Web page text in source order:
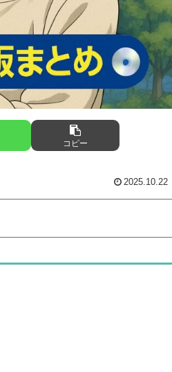
コピー
2025.10.22